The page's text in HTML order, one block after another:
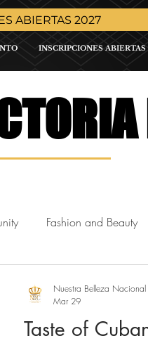
ABIERTAS 2027
INSCRIPCIONES ABIERTAS
Fashion and Beauty
Taste of
Nuestra Belleza
Mar 29